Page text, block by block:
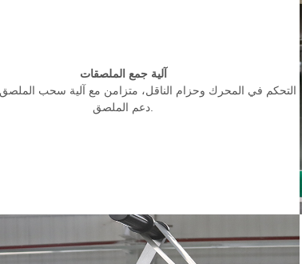
آلية جمع الملصقات
التحكم في المحرك وحزام الناقل، متزامن مع آلية سحب